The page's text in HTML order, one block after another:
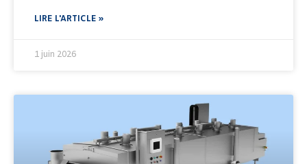
LIRE L'ARTICLE »
1 juin 2026